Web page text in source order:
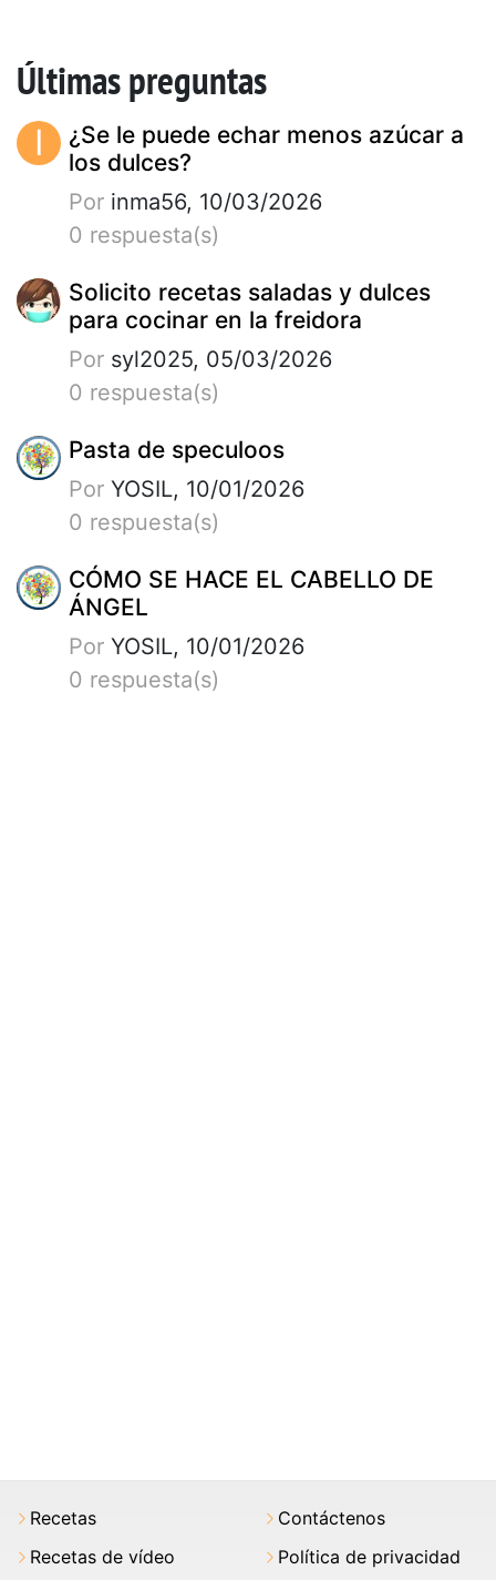
Últimas preguntas
I
¿Se le puede echar menos azúcar a
los dulces?
Por inma56, 10/03/2026
0 respuesta(s)
Solicito recetas saladas y dulces
para cocinar en la freidora
Por syl2025, 05/03/2026
0 respuesta(s)
Pasta de speculoos
Por YOSIL, 10/01/2026
0 respuesta(s)
CÓMO SE HACE EL CABELLO DE
ÁNGEL
Por YOSIL, 10/01/2026
0 respuesta(s)
Recetas
Recetas de vídeo
Contáctenos
Política de privacidad